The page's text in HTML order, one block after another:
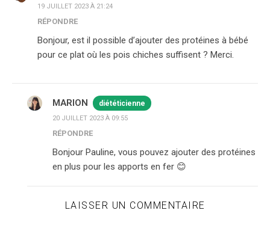
19 JUILLET 2023 À 21:24
RÉPONDRE
Bonjour, est il possible d’ajouter des protéines à bébé
pour ce plat où les pois chiches suffisent ? Merci.
MARION diététicienne
20 JUILLET 2023 À 09:55
RÉPONDRE
Bonjour Pauline, vous pouvez ajouter des protéines
en plus pour les apports en fer 😊
LAISSER UN COMMENTAIRE